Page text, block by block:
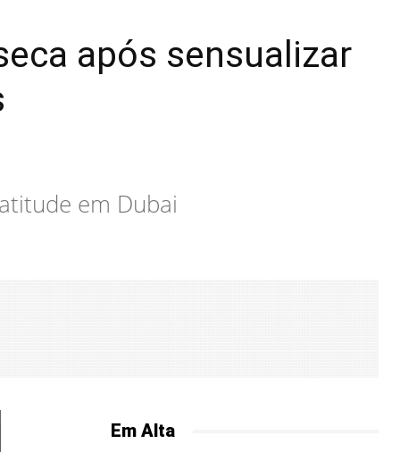
após sensualizar
em Dubai
Em Alta